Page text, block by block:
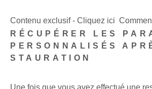
Contenu exclusif - Cliquez ici
RÉCUPÉRER LES
PERSONNALISÉS
STAURATION